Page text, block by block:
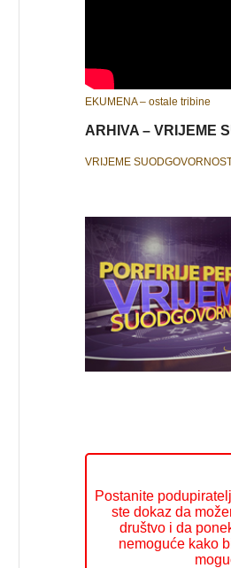
EKUMENA – ostale tribine
ARHIVA – VRIJEME
VRIJEME
Postanite
ste dokaz da
društvo i da
nemoguće kako